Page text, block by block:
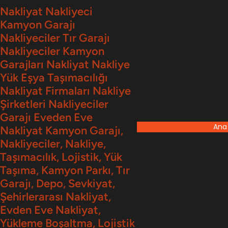
İçeriğe
geç
Nakliyat Nakliyeci
Kamyon Garajı
Nakliyeciler Tır Garajı
Nakliyeciler Kamyon
Garajları Nakliyat Nakliye
Yük Eşya Taşımacılığı
Nakliyat Firmaları Nakliye
Şirketleri Nakliyeciler
Garajı Eveden Eve
Nakliyat Kamyon Garajı,
Nakliyeciler, Nakliye,
Taşımacılık, Lojistik, Yük
Taşıma, Kamyon Parkı, Tır
Garajı, Depo, Sevkiyat,
Şehirlerarası Nakliyat,
Evden Eve Nakliyat,
Yükleme Boşaltma, Lojistik